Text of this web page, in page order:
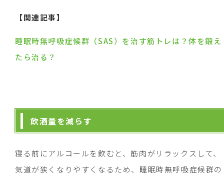
【関連記事】
睡眠時無呼吸症候群（SAS）を治す筋トレは？体を鍛え
たら治る？
飲酒量を減らす
寝る前にアルコールを飲むと、筋肉がリラックスして、
気道が狭くなりやすくなるため、睡眠時無呼吸症候群の